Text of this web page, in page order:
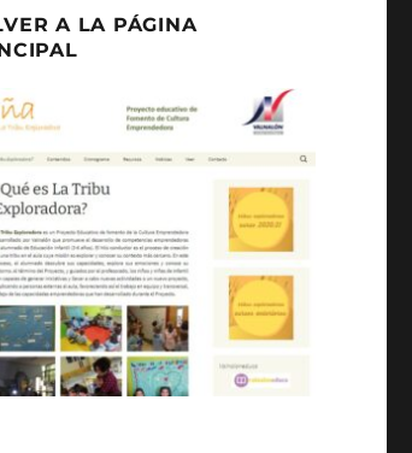
A LA PÁGINA